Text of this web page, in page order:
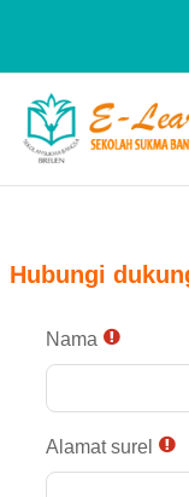
Hubungi
Nama
Alamat surel